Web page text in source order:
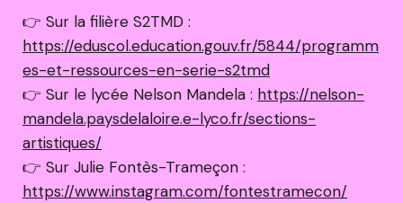
👉 Sur la filière S2TMD :
https://eduscol.education.gouv.fr/5844/programm
es-et-ressources-en-serie-s2tmd
👉 Sur le lycée Nelson Mandela : https://nelson-
mandela.paysdelaloire.e-lyco.fr/sections-
artistiques/
👉 Sur Julie Fontès-Trameçon :
https://www.instagram.com/fontestramecon/